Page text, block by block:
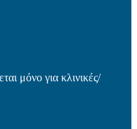
μόνο για κλινικές/